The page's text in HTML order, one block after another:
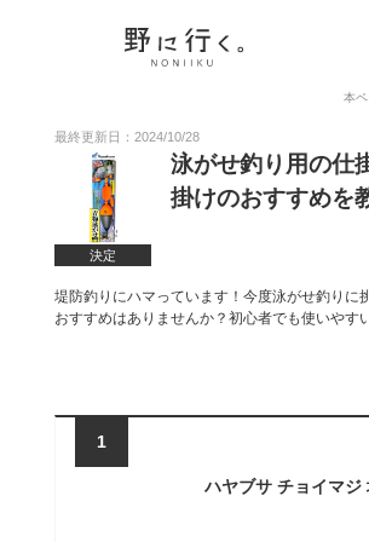
本
最終更新日：2024/10/28
決定
泳がせ釣り用の仕
掛けのおすすめを
堤防釣りにハマっています！今度泳がせ釣り
おすすめはありませんか？初心者でも使いや
1